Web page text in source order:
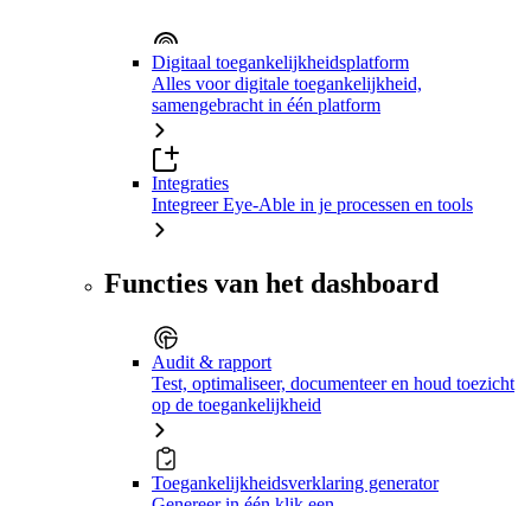
Digitaal toegankelijkheidsplatform
Alles voor digitale toegankelijkheid,
samengebracht in één platform
Integraties
Integreer Eye-Able in je processen en tools
Functies van het dashboard
Audit & rapport
Test, optimaliseer, documenteer en houd toezicht
op de toegankelijkheid
Toegankelijkheidsverklaring generator